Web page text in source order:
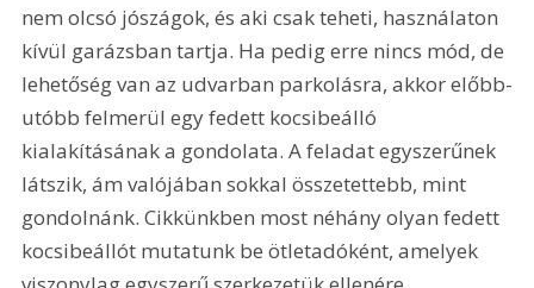
nem olcsó jószágok, és aki csak teheti, használaton
kívül garázsban tartja. Ha pedig erre nincs mód, de
lehetőség van az udvarban parkolásra, akkor előbb-
utóbb felmerül egy fedett kocsibeálló
kialakításának a gondolata. A feladat egyszerűnek
látszik, ám valójában sokkal összetettebb, mint
gondolnánk. Cikkünkben most néhány olyan fedett
kocsibeállót mutatunk be ötletadóként, amelyek